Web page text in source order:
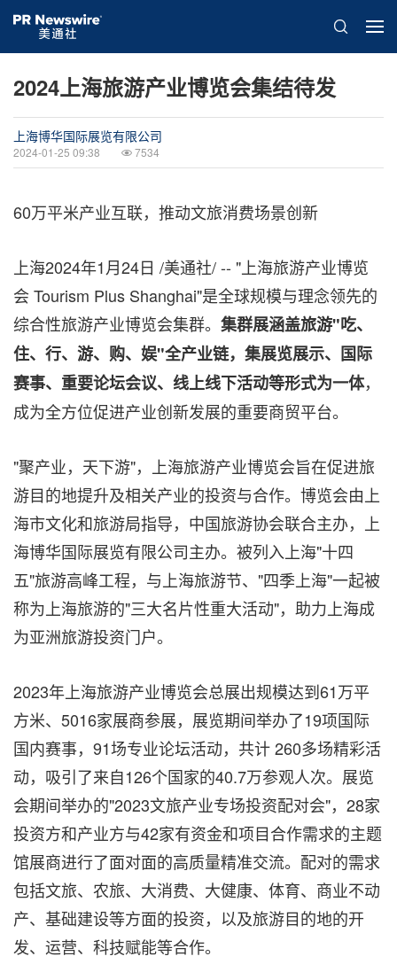
2024上海旅游产业博览会集结待发
上海博华国际展览有限公司
2024-01-25 09:38 7534
60万平米产业互联，推动文旅消费场景创新
上海2024年1月24日 /美通社/ -- "上海旅游产业博览
会 Tourism Plus Shanghai"是全球规模与理念领先的
综合性旅游产业博览会集群。 集群展涵盖旅游"吃、
住、行、游、购、娱"全产业链，集展览展示、国际
赛事、重要论坛会议、线上线下活动等形式为一体，
成为全方位促进产业创新发展的重要商贸平台。
"聚产业，天下游"，上海旅游产业博览会旨在促进旅
游目的地提升及相关产业的投资与合作。博览会由上
海市文化和旅游局指导，中国旅游协会联合主办，上
海博华国际展览有限公司主办。被列入上海"十四
五"旅游高峰工程，与上海旅游节、"四季上海"一起被
称为上海旅游的"三大名片性重大活动"，助力上海成
为亚洲旅游投资门户。
2023年上海旅游产业博览会总展出规模达到61万平
方米、5016家展商参展，展览期间举办了19项国际
国内赛事，91场专业论坛活动，共计 260多场精彩活
动，吸引了来自126个国家的40.7万参观人次。展览
会期间举办的"2023文旅产业专场投资配对会"，28家
投资方和产业方与42家有资金和项目合作需求的主题
馆展商进行了面对面的高质量精准交流。配对的需求
包括文旅、农旅、大消费、大健康、体育、商业不动
产、基础建设等方面的投资，以及旅游目的地的开
发、运营、科技赋能等合作。